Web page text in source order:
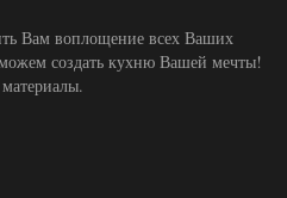
Вам воплощение всех Ваших
создать кухню Вашей мечты!